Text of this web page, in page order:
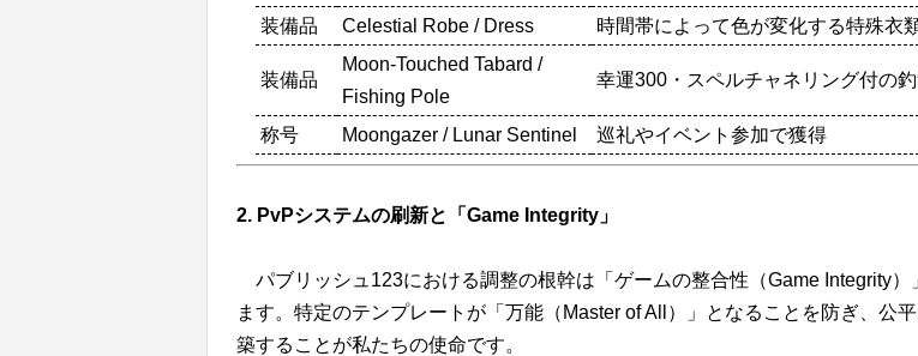
装備品
Celestial Robe / Dress 時間帯によって色が変化する特殊衣
装備品
Moon-Touched Tabard /
Fishing Pole
幸運300・スペルチャネリング付の
称号 Moongazer / Lunar Sentinel 巡礼やイベント参加で獲得
2. PvPシステムの刷新と「Game Integrity」
パブリッシュ123における調整の根幹は「ゲームの整合性（Game Integrity）
ます。特定のテンプレートが「万能（Master of All）」となることを防ぎ、公
築することが私たちの使命です。